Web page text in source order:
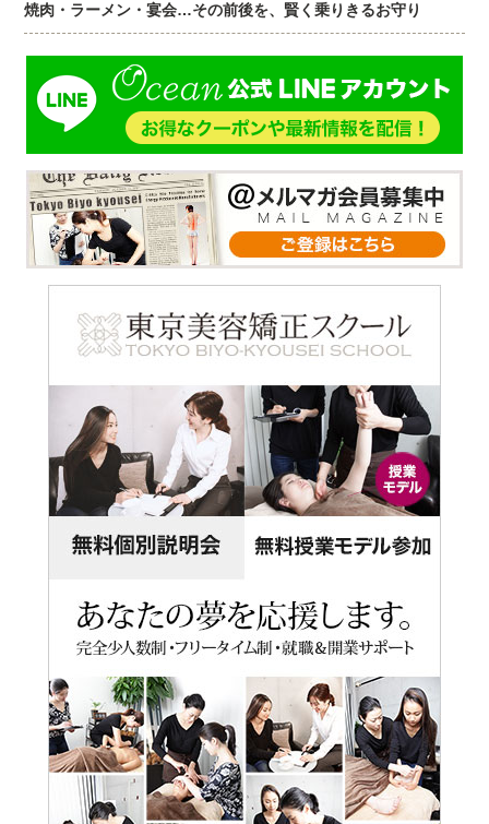
焼肉・ラーメン・宴会…その前後を、賢く乗りきるお守り